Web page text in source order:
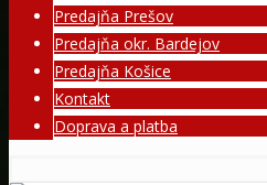
Predajňa Prešov
Predajňa okr. Bardejov
Predajňa Košice
Kontakt
Doprava a platba